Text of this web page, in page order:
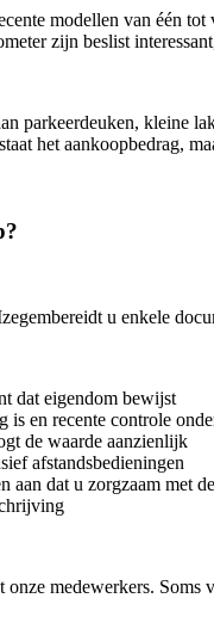
modellen van één
zijn beslist
parkeerdeuken, kleine
het aankoopbedrag,
u enkele
dat eigendom bewijst
en recente controle
de waarde aanzienlijk
afstandsbedieningen
aan dat u zorgzaam met
medewerkers.